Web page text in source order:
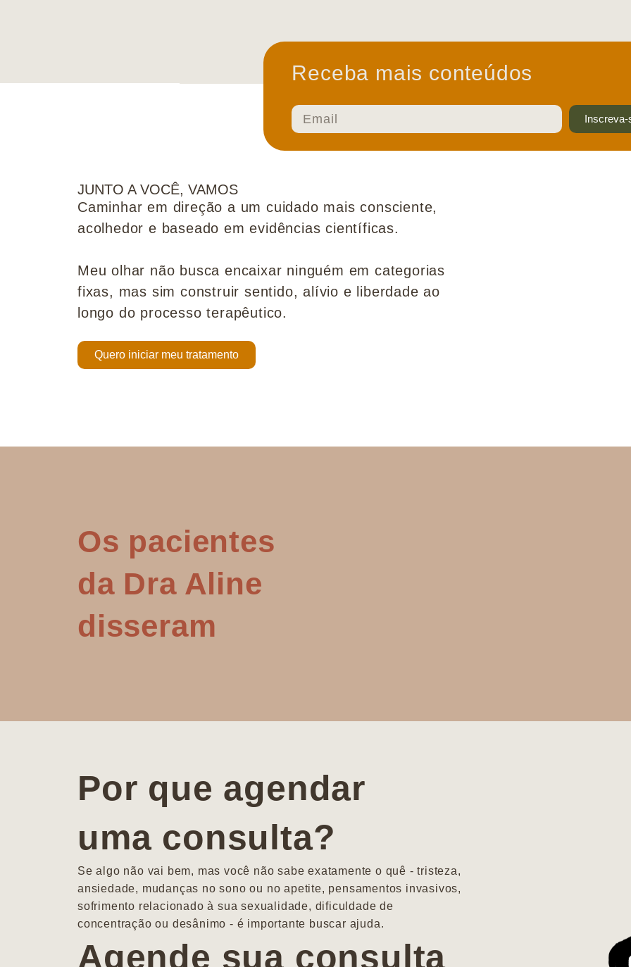
Receba mais conteúdos
Inscreva-
JUNTO A VOCÊ, VAMOS
Caminhar em direção a um cuidado mais consciente,
acolhedor e baseado em evidências científicas.
Meu olhar não busca encaixar ninguém em categorias
fixas, mas sim construir sentido, alívio e liberdade ao
longo do processo terapêutico.
Quero iniciar meu tratamento
Os pacientes
da Dra Aline
disseram
Por que agendar
uma consulta?
Se algo não vai bem, mas você não sabe exatamente o quê - tristeza,
ansiedade, mudanças no sono ou no apetite, pensamentos invasivos,
sofrimento relacionado à sua sexualidade, dificuldade de
concentração ou desânimo - é importante buscar ajuda.
Agende sua consulta